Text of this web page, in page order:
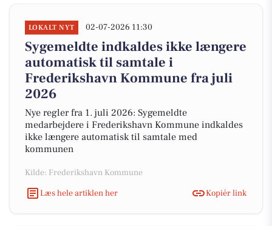
LOKALT NYT 02-07-2026 11:30
Sygemeldte indkaldes ikke længere
automatisk til samtale i
Frederikshavn Kommune fra juli
2026
Nye regler fra 1. juli 2026: Sygemeldte
medarbejdere i Frederikshavn Kommune indkaldes
ikke længere automatisk til samtale med
kommunen
Kilde: Frederikshavn Kommune
Læs hele artiklen her
Kopiér link